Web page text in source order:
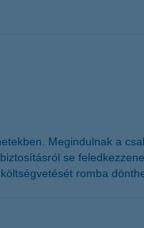
Megindulnak a
se
romba